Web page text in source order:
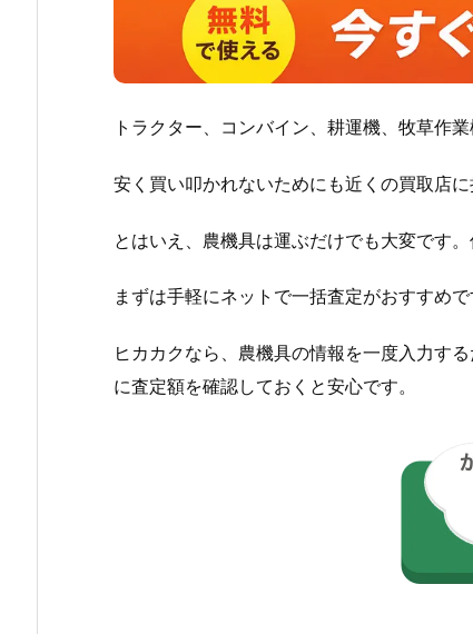
トラクター、コンバイン、耕運機、牧草作
安く買い叩かれないためにも近くの買取店
とはいえ、農機具は運ぶだけでも大変です
まずは手軽にネットで一括査定がおすすめで
ヒカカクなら、農機具の情報を一度入力す
に査定額を確認しておくと安心です。